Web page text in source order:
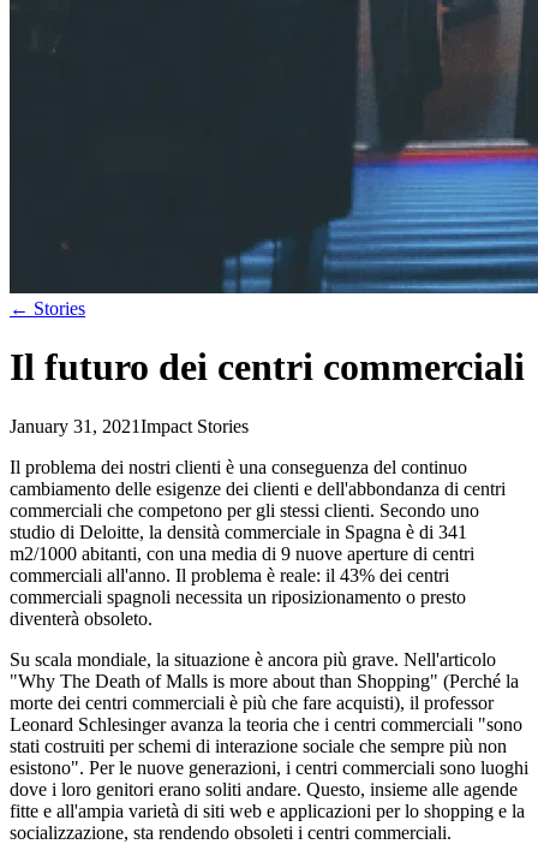
← Stories
Il futuro dei centri commerciali
January 31, 2021Impact Stories
Il problema dei nostri clienti è una conseguenza del continuo
cambiamento delle esigenze dei clienti e dell'abbondanza di centri
commerciali che competono per gli stessi clienti. Secondo uno
studio di Deloitte, la densità commerciale in Spagna è di 341
m2/1000 abitanti, con una media di 9 nuove aperture di centri
commerciali all'anno. Il problema è reale: il 43% dei centri
commerciali spagnoli necessita un riposizionamento o presto
diventerà obsoleto.
Su scala mondiale, la situazione è ancora più grave. Nell'articolo
"Why The Death of Malls is more about than Shopping" (Perché la
morte dei centri commerciali è più che fare acquisti), il professor
Leonard Schlesinger avanza la teoria che i centri commerciali "sono
stati costruiti per schemi di interazione sociale che sempre più non
esistono". Per le nuove generazioni, i centri commerciali sono luoghi
dove i loro genitori erano soliti andare. Questo, insieme alle agende
fitte e all'ampia varietà di siti web e applicazioni per lo shopping e la
socializzazione, sta rendendo obsoleti i centri commerciali.